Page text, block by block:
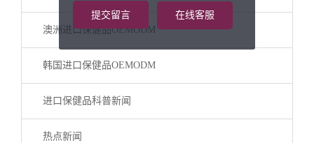
澳洲进口保健品OEMODM
韩国进口保健品OEMODM
进口保健品科普新闻
热点新闻
提交留言 在线客服